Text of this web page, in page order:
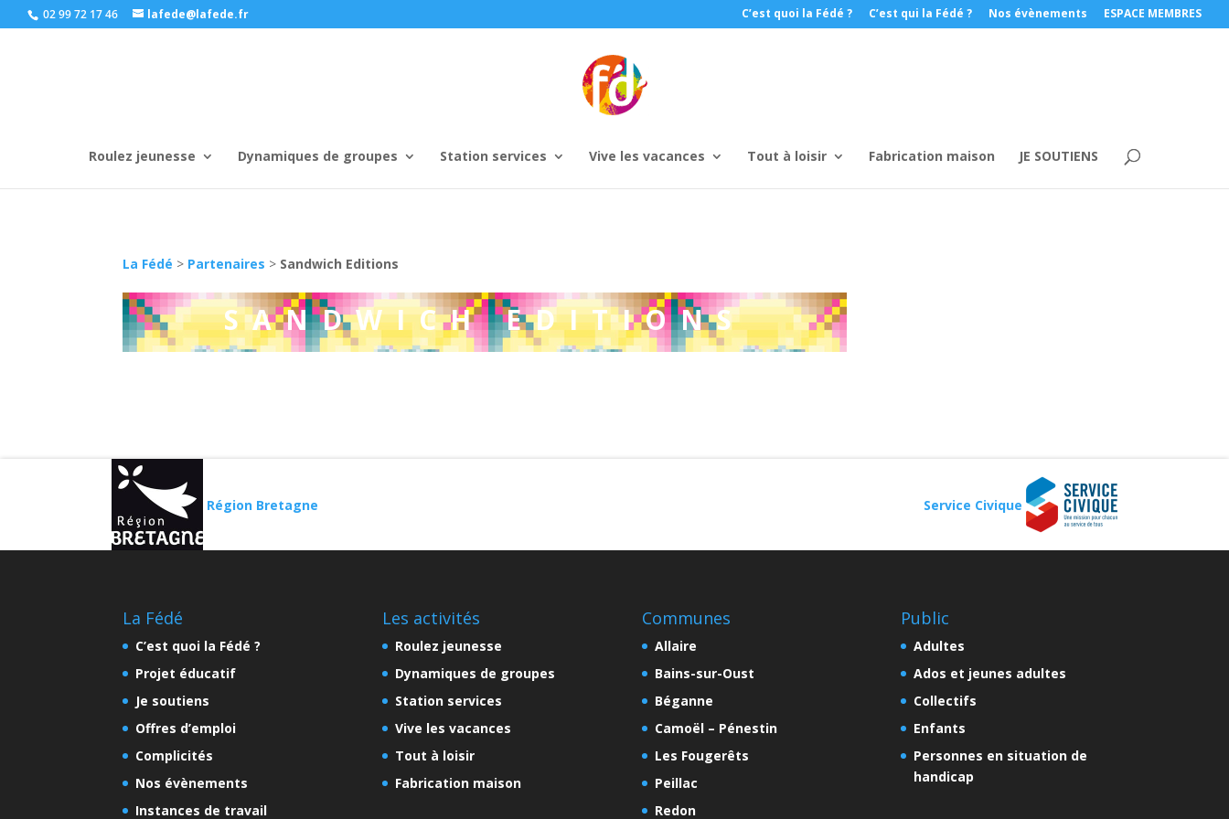
02 99 72 17 46 lafede@lafede.fr C’est quoi la Fédé ? C’est qui la Fédé ? Nos évènements ESPACE MEMBRES
Roulez jeunesse Dynamiques de groupes Station services Vive les vacances Tout à loisir Fabrication maison JE SOUTIENS
La Fédé > Partenaires > Sandwich Editions
SANDWICH EDITIONS
Région Bretagne Service Civique
La Fédé
C’est quoi la Fédé ?
Projet éducatif
Je soutiens
Offres d’emploi
Complicités
Nos évènements
Instances de travail
Les activités
Roulez jeunesse
Dynamiques de groupes
Station services
Vive les vacances
Tout à loisir
Fabrication maison
Communes
Allaire
Bains-sur-Oust
Béganne
Camoël – Pénestin
Les Fougerêts
Peillac
Redon
Public
Adultes
Ados et jeunes adultes
Collectifs
Enfants
Personnes en situation de
handicap